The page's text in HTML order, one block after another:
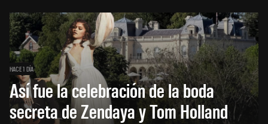
HACE 1 DÍA
Así fue la celebración de la boda
secreta de Zendaya y Tom Holland